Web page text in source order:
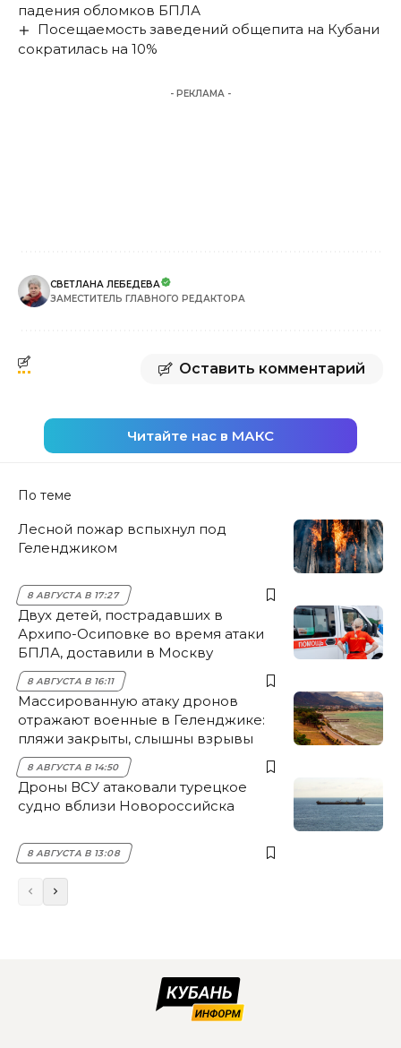
падения обломков БПЛА
Посещаемость заведений общепита на Кубани
сократилась на 10%
- РЕКЛАМА -
СВЕТЛАНА ЛЕБЕДЕВА
ЗАМЕСТИТЕЛЬ ГЛАВНОГО РЕДАКТОРА
Оставить комментарий
Читайте нас в МАКС
По теме
Лесной пожар вспыхнул под
Геленджиком
8 АВГУСТА В 17:27
Двух детей, пострадавших в
Архипо-Осиповке во время атаки
БПЛА, доставили в Москву
8 АВГУСТА В 16:11
Массированную атаку дронов
отражают военные в Геленджике:
пляжи закрыты, слышны взрывы
8 АВГУСТА В 14:50
Дроны ВСУ атаковали турецкое
судно вблизи Новороссийска
8 АВГУСТА В 13:08